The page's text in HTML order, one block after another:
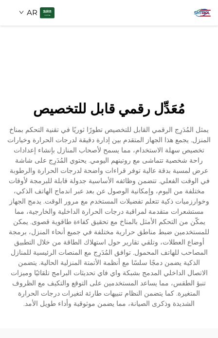
AR
مُعَدِّل رقمي قابل للتخصيص
يمثل المُدَرِج الرقمي القابل للتخصيص تطورًا ثوريًا في تقنية التحكم بمناخ
المنزل. يجمع هذا الجهاز المتقدم بين إدارة دقيقة لدرجات الحرارة وخيارات
تخصيص سهلة الاستخدام، مما يسمح لأصحاب المنازل بإنشاء إعدادات
راحة شخصية تتماشى مع روتينهم اليومي. يحتوي المُدَرِج على شاشة
عرض لمسية بدقة عالية توفر قراءات واضحة لدرجات الحرارة والرطوبة
في الوقت الفعلي. تتضمن وظائفه الأساسية جدولة قابلة للبرمجة لأوقات
مختلفة من اليوم، وإمكانية الوصول عن بعد عبر اندماج الهاتف الذكي،
وخوارزميات ذكية تتعلم تفضيلات المستخدم مع مرور الوقت. يدمج الجهاز
مستشعرات متقدمة لمراقبة درجات الحرارة الداخلية والخارجية، مما
يمكّن من التحكم الأمثل بالمناخ مع تحقيق كفاءة طاقوية قصوى. يمكن
للمستخدمين ضبط مناطق حرارية مختلفة في جميع أنحاء المنزل، برمجة
أوضاع العطلات، وتلقي تقارير حول استهلاك الطاقة من خلال التطبيق
المصاحب للهاتف المحمول. توافق المُدَرِج مع المنصات الرئيسية للمنازل
الذكية يضمن دمجًا سلسًا مع أنظمة الأتمتة المنزلية الحالية. يتضمن
الاتصال الداخلي المدمج بشبكة واي فاي تحديثات البرامج تلقائيًا وميزات
تنبؤ الطقس، مما يساعد المستخدمين على التوقع والتكيف مع الظروف
المتغيرة. كما يتضمن النظام تنبيهات طارئة لتغيرات درجات الحرارة
الشديدة وذكرى الصيانة، مما يضمن موثوقية وأداء طويل الأمد.